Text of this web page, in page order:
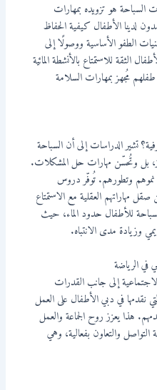
هو تزويده بمهارات
لدينا الأطفال كيفية الحفاظ
الطفو الأساسية ووصولًا إلى
للاستمتاع بالأنشطة المائية
مُجهز بمهارات السلامة
تشير الدراسات إلى أن السباحة
بل وتُحسّن مهارات حل المشكلات.
وتطورهم. تُوفّر دروس
العقلية مع الاستمتاع
للأطفال حدود الماء، حيث
مدى الانتباه.
إلى جانب القدرات
في دبي الأطفال على العمل
هذا يعزز روح الجماعة والعمل
والتعاون بفعالية، وهي